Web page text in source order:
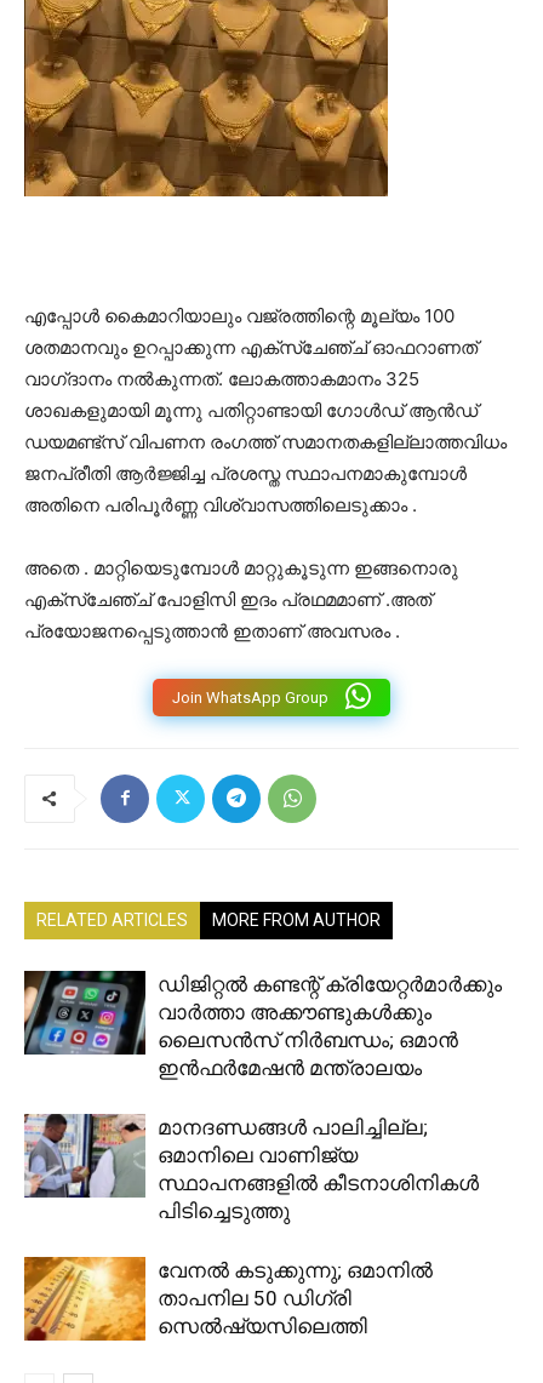
എപ്പോൾ കൈമാറിയാലും വജ്രത്തിന്റെ മൂല്യം 100
ശതമാനവും ഉറപ്പാക്കുന്ന എക്സ്ചേഞ്ച് ഓഫറാണത്
വാഗ്‌ദാനം നൽകുന്നത്. ലോകത്താകമാനം 325
ശാഖകളുമായി മൂന്നു പതിറ്റാണ്ടായി ഗോൾഡ് ആൻഡ്
ഡയമണ്ട്‌സ്‌ വിപണന രംഗത്ത് സമാനതകളില്ലാത്തവിധം
ജനപ്രീതി ആർജ്ജിച്ച പ്രശസ്ത സ്ഥാപനമാകുമ്പോൾ
അതിനെ പരിപൂർണ്ണ വിശ്വാസത്തിലെടുക്കാം .
അതെ . മാറ്റിയെടുമ്പോൾ മാറ്റുകൂടുന്ന ഇങ്ങനൊരു
എക്സ്ചേഞ്ച് പോളിസി ഇദം പ്രഥമമാണ് .അത്
പ്രയോജനപ്പെടുത്താൻ ഇതാണ് അവസരം .
Join WhatsApp Group
RELATED ARTICLES MORE FROM AUTHOR
ഡിജിറ്റൽ കണ്ടന്റ് ക്രിയേറ്റർമാർക്കും
വാർത്താ അക്കൗണ്ടുകൾക്കും
ലൈസൻസ് നിർബന്ധം; ഒമാൻ
ഇൻഫർമേഷൻ മന്ത്രാലയം
മാനദണ്ഡങ്ങൾ പാലിച്ചില്ല;
ഒമാനിലെ വാണിജ്യ
സ്ഥാപനങ്ങളിൽ കീടനാശിനികൾ
പിടിച്ചെടുത്തു
വേനൽ കടുക്കുന്നു; ഒമാനിൽ
താപനില 50 ഡിഗ്രി
സെൽഷ്യസിലെത്തി